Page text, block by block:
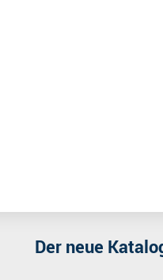
Der neue
Wir nutzen Cookies auf